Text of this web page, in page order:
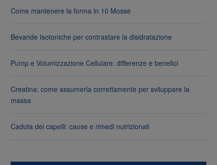
Come mantenere la forma in 10 Mosse
Bevande Isotoniche per contrastare la disidratazione
Pump e Volumizzazione Cellulare: differenze e benefici
Creatina: come assumerla correttamente per sviluppare la
massa
Caduta dei capelli: cause e rimedi nutrizionali